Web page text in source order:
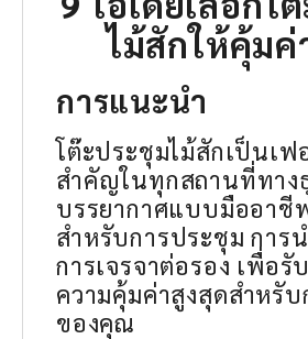
ไม้สักให้คุ้มค่
การแนะนำ
โต๊ะประชุมไม้สักเป็นเฟ
สำคัญในทุกสถานที่ทาง
บรรยากาศแบบมืออาชี
สำหรับการประชุม การ
การเจรจาต่อรอง เพื่อรั
ความคุ้มค่าสูงสุดสำหรั
ของคุณ